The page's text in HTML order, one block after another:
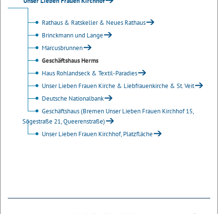
Rathaus & Ratskeller & Neues Rathaus
Brinckmann und Lange
Marcusbrunnen
Geschäftshaus Herms
Haus Rohlandseck & Textil-Paradies
Unser Lieben Frauen Kirche & Liebfrauenkirche & St. Veit
Deutsche Nationalbank
Geschäftshaus (Bremen Unser Lieben Frauen Kirchhof 15,
Sögestraße 21, Queerenstraße)
Unser Lieben Frauen Kirchhof, Platzfläche